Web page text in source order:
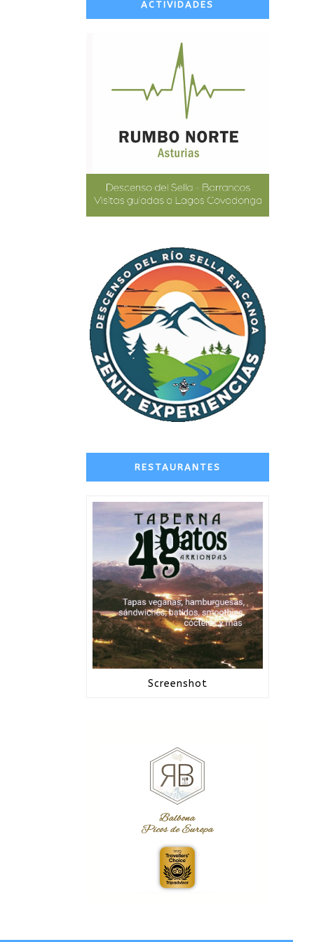
ACTIVIDADES
RESTAURANTES
Screenshot